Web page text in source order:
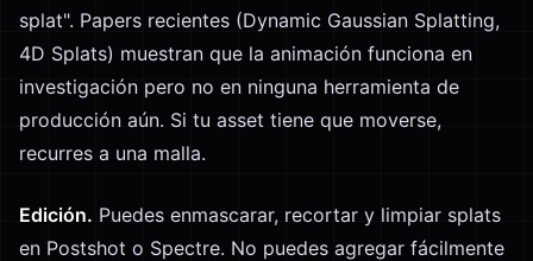
splat". Papers recientes (Dynamic Gaussian Splatting,
4D Splats) muestran que la animación funciona en
investigación pero no en ninguna herramienta de
producción aún. Si tu asset tiene que moverse,
recurres a una malla.
Edición. Puedes enmascarar, recortar y limpiar splats
en Postshot o Spectre. No puedes agregar fácilmente